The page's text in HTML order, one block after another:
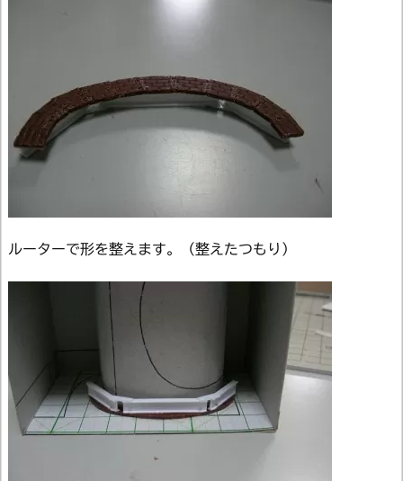
ルーターで形を整えます。（整えたつもり）